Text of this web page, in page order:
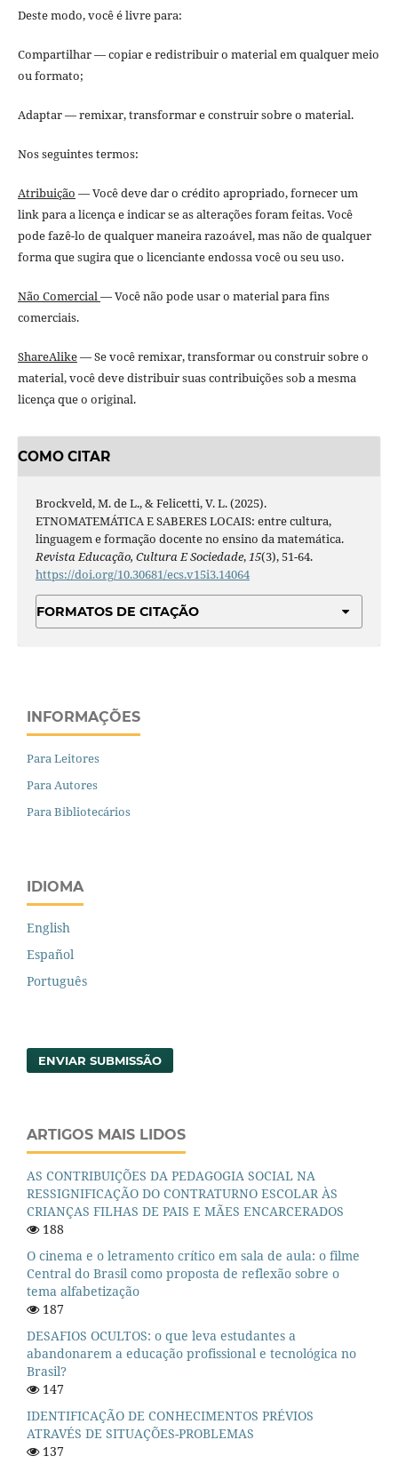
Deste modo, você é livre para:
Compartilhar — copiar e redistribuir o material em qualquer meio
ou formato;
Adaptar — remixar, transformar e construir sobre o material.
Nos seguintes termos:
Atribuição — Você deve dar o crédito apropriado, fornecer um
link para a licença e indicar se as alterações foram feitas. Você
pode fazê-lo de qualquer maneira razoável, mas não de qualquer
forma que sugira que o licenciante endossa você ou seu uso.
Não Comercial— Você não pode usar o material para fins
comerciais.
ShareAlike— Se você remixar, transformar ou construir sobre o
material, você deve distribuir suas contribuições sob a mesma
licença que o original.
COMO CITAR
Brockveld, M. de L., & Felicetti, V. L. (2025).
ETNOMATEMÁTICA E SABERES LOCAIS: entre cultura,
linguagem e formação docente no ensino da matemática.
Revista Educação, Cultura E Sociedade,15(3), 51-64.
https://doi.org/10.30681/ecs.v15i3.14064
FORMATOS DE CITAÇÃO
INFORMAÇÕES
Para Leitores
Para Autores
Para Bibliotecários
IDIOMA
English
Español
Português
ENVIAR SUBMISSÃO
ARTIGOS MAIS LIDOS
AS CONTRIBUIÇÕES DA PEDAGOGIA SOCIAL NA
RESSIGNIFICAÇÃO DO CONTRATURNO ESCOLAR ÀS
CRIANÇAS FILHAS DE PAIS E MÃES ENCARCERADOS
188
O cinema e o letramento crítico em sala de aula: o filme
Central do Brasil como proposta de reflexão sobre o
tema alfabetização
187
DESAFIOS OCULTOS: o que leva estudantes a
abandonarem a educação profissional e tecnológica no
Brasil?
147
IDENTIFICAÇÃO DE CONHECIMENTOS PRÉVIOS
ATRAVÉS DE SITUAÇÕES-PROBLEMAS
137